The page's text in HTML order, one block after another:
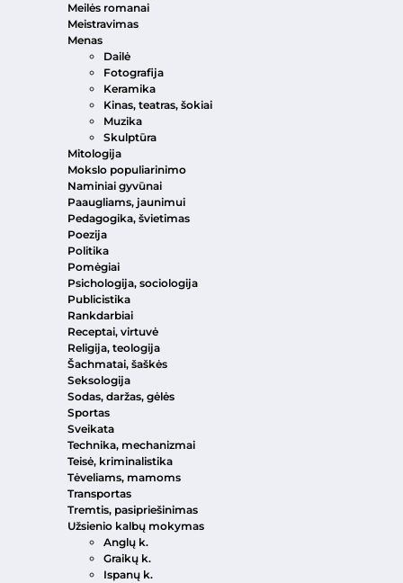
Meilės romanai
Meistravimas
Menas
Dailė
Fotografija
Keramika
Kinas, teatras, šokiai
Muzika
Skulptūra
Mitologija
Mokslo populiarinimo
Naminiai gyvūnai
Paaugliams, jaunimui
Pedagogika, švietimas
Poezija
Politika
Pomėgiai
Psichologija, sociologija
Publicistika
Rankdarbiai
Receptai, virtuvė
Religija, teologija
Šachmatai, šaškės
Seksologija
Sodas, daržas, gėlės
Sportas
Sveikata
Technika, mechanizmai
Teisė, kriminalistika
Tėveliams, mamoms
Transportas
Tremtis, pasipriešinimas
Užsienio kalbų mokymas
Anglų k.
Graikų k.
Ispanų k.